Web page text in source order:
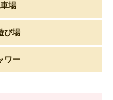
場
び場
ワー